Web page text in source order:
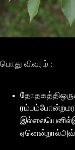
பொது விவரம் :